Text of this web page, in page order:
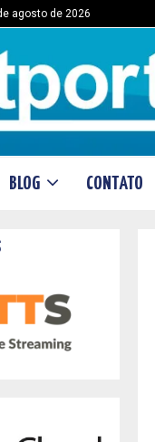
agosto de 2026
BLOG CONTATO